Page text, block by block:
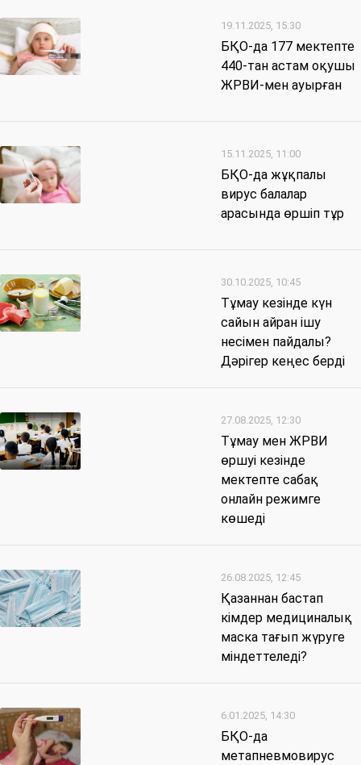
19.11.2025, 15:30
БҚО-да 177 мектепте
440-тан астам оқушы
ЖРВИ-мен ауырған
15.11.2025, 11:00
БҚО-да жұқпалы
вирус балалар
арасында өршіп тұр
30.10.2025, 10:45
Тұмау кезінде күн
сайын айран ішу
несімен пайдалы?
Дәрігер кеңес берді
27.08.2025, 12:30
Тұмау мен ЖРВИ
өршуі кезінде
мектепте сабақ
онлайн режимге
көшеді
26.08.2025, 12:45
Қазаннан бастап
кімдер медициналық
маска тағып жүруге
міндеттеледі?
6.01.2025, 14:30
БҚО-да
метапневмовирус